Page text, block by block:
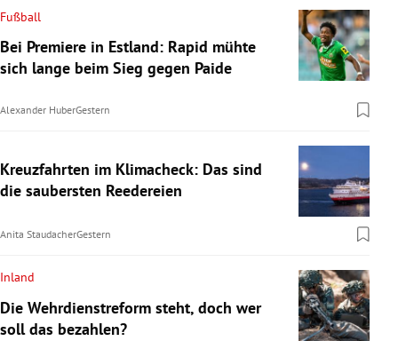
Fußball
Bei Premiere in Estland: Rapid mühte
sich lange beim Sieg gegen Paide
Alexander HuberGestern
Kreuzfahrten im Klimacheck: Das sind
die saubersten Reedereien
Anita StaudacherGestern
Inland
Die Wehrdienstreform steht, doch wer
soll das bezahlen?